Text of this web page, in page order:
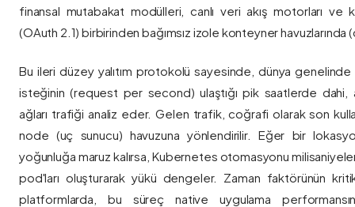
finansal mutabakat modülleri, canlı veri akış motorları ve
(OAuth 2.1) birbirinden bağımsız izole konteyner havuzlarında
Bu ileri düzey yalıtım protokolü sayesinde, dünya genelinde
isteğinin (request per second) ulaştığı pik saatlerde dahi,
ağları trafiği analiz eder. Gelen trafik, coğrafi olarak son
node (uç sunucu) havuzuna yönlendirilir. Eğer bir
yoğunluğa maruz kalırsa, Kubernetes otomasyonu
pod'ları oluşturarak yükü dengeler. Zaman faktörünün
platformlarda, bu süreç native uygulama